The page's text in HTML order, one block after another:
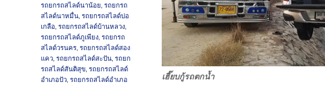
เฮี๊ยบกู้รถตกน้ำ
รถยกรถสไลด์นาน้อย,รถยกรถ
สไลด์นาหมื่น,รถยกรถสไลด์บ่อ
เกลือ,รถยกรถสไลด์บ้านหลวง,
รถยกรถสไลด์ภูเพียง,รถยกรถ
สไลด์วรนคร,รถยกรถสไลด์สอง
แคว,รถยกรถสไลด์สะปัน,รถยก
รถสไลด์สันติสุข,รถยกรถสไลด์
อำเภอปัว,รถยกรถสไลด์อำเภอ